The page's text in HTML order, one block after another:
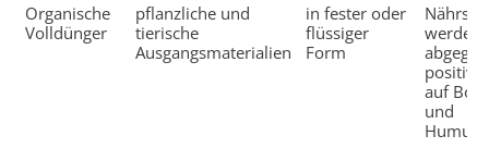
Organische
Volldünger
pflanzliche und
tierische
Ausgangsmaterialien
in fester oder
flüssiger
Form
werden
auf
und